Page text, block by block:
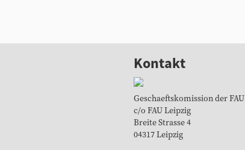
Kontakt
Geschaeftskomission der FAU
c/o FAU Leipzig
Breite Strasse 4
04317 Leipzig